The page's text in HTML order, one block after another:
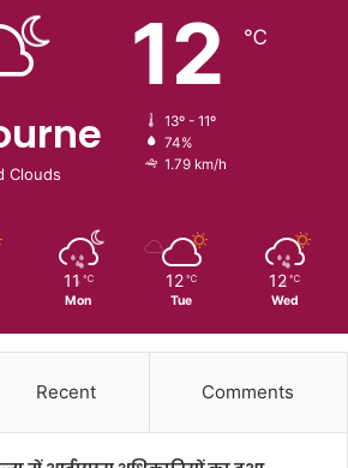
Clouds
12 ℃
13º - 11º
74%
1.79 km/h
11 ℃
Mon
12 ℃
Tue
12 ℃
Wed
Recent Comments